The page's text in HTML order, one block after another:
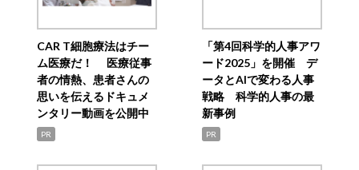
CAR T細胞療法はチー
ム医療だ！ 医療従事
者の情熱、患者さんの
思いを伝えるドキュメ
ンタリー動画を公開中
PR
「第4回科学的人事アワ
ード2025」を開催 デ
ータとAIで変わる人事
戦略 科学的人事の最
新事例
PR